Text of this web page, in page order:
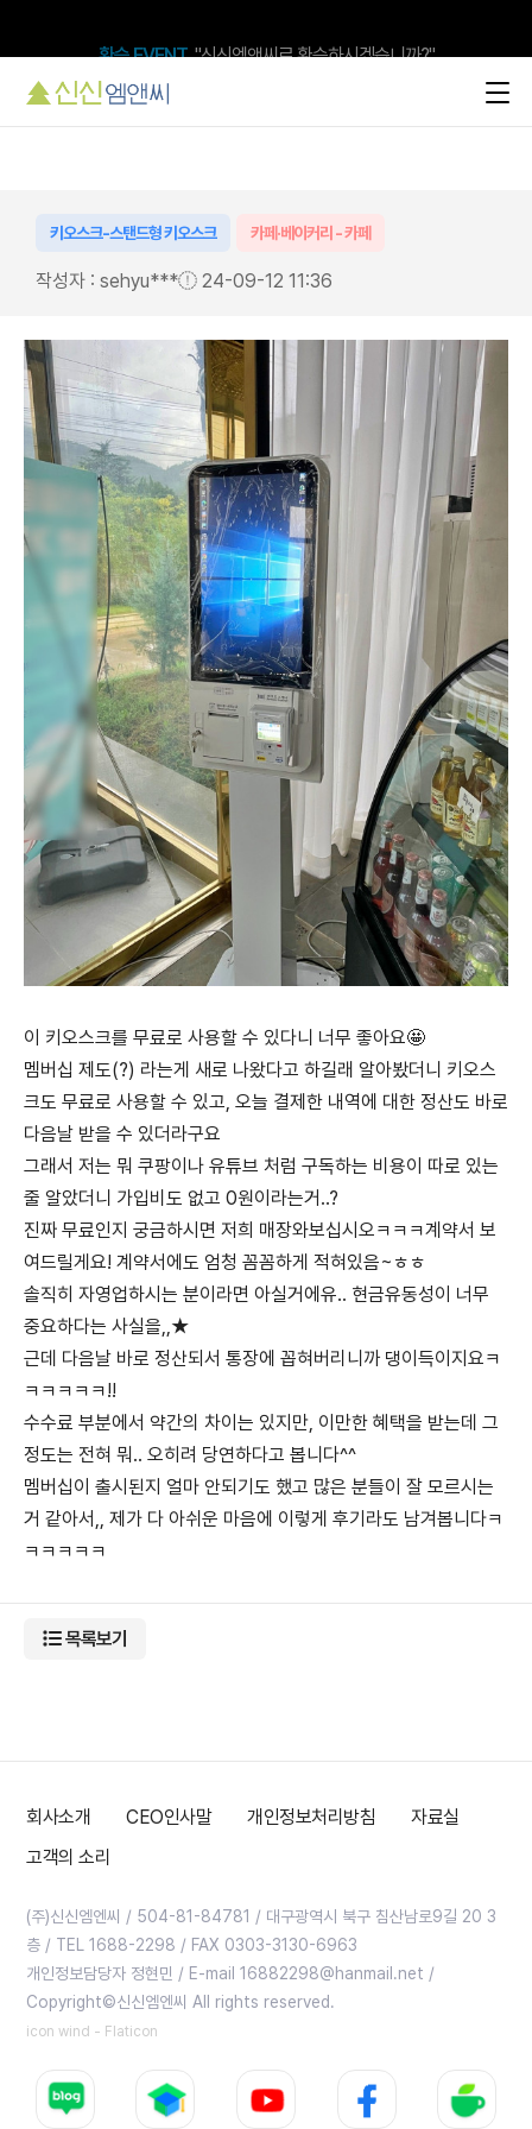
키오스크-스탠드형 키오스크 카페·베이커리 - 카페
작성자 : sehyu*** 24-09-12 11:36
이 키오스크를 무료로 사용할 수 있다니 너무 좋아요🤩
멤버십 제도(?) 라는게 새로 나왔다고 하길래 알아봤더니 키오스
크도 무료로 사용할 수 있고, 오늘 결제한 내역에 대한 정산도 바로
다음날 받을 수 있더라구요
그래서 저는 뭐 쿠팡이나 유튜브 처럼 구독하는 비용이 따로 있는
줄 알았더니 가입비도 없고 0원이라는거..?
진짜 무료인지 궁금하시면 저희 매장와보십시오ㅋㅋㅋ계약서 보
여드릴게요! 계약서에도 엄청 꼼꼼하게 적혀있음~ㅎㅎ
솔직히 자영업하시는 분이라면 아실거에유.. 현금유동성이 너무
중요하다는 사실을,,★
근데 다음날 바로 정산되서 통장에 꼽혀버리니까 댕이득이지요ㅋ
ㅋㅋㅋㅋㅋ!!
수수료 부분에서 약간의 차이는 있지만, 이만한 혜택을 받는데 그
정도는 전혀 뭐.. 오히려 당연하다고 봅니다^^
멤버십이 출시된지 얼마 안되기도 했고 많은 분들이 잘 모르시는
거 같아서,, 제가 다 아쉬운 마음에 이렇게 후기라도 남겨봅니다ㅋ
ㅋㅋㅋㅋㅋ
목록보기
회사소개 CEO인사말 개인정보처리방침
자료실
고객의 소리
(주)신신엠엔씨 / 504-81-84781 / 대구광역시 북구 침산남로9길 20 3
층 / TEL 1688-2298 / FAX 0303-3130-6963
개인정보담당자 정현민 / E-mail 16882298@hanmail.net /
Copyright©신신엠엔씨 All rights reserved.
icon wind - Flaticon